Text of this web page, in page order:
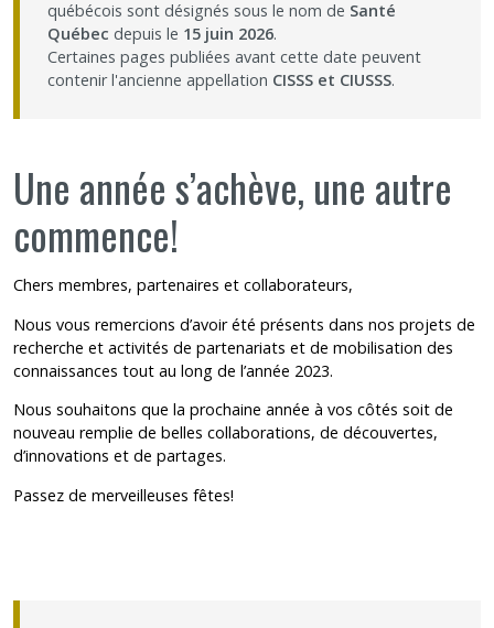
Nous joindre
Plan du site
québécois sont désignés sous le nom de Santé
Québec depuis le 15 juin 2026.
Certaines pages publiées avant cette date peuvent
contenir l'ancienne appellation CISSS et CIUSSS.
Une année s’achève, une autre
commence!
Chers membres, partenaires et collaborateurs,
Nous vous remercions d’avoir été présents dans nos projets de
recherche et activités de partenariats et de mobilisation des
connaissances tout au long de l’année 2023.
Nous souhaitons que la prochaine année à vos côtés soit de
nouveau remplie de belles collaborations, de découvertes,
d’innovations et de partages.
Passez de merveilleuses fêtes!